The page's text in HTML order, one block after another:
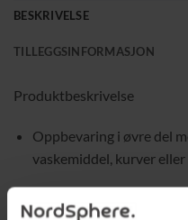
BESKRIVELSE
TILLEGGSINFORMASJON
Produktbeskrivelse
Oppbevaring i øvre del
vaskemiddel, kurver
Lett å flytte takket være